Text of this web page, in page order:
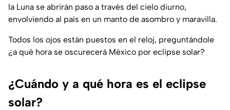
la Luna se abrirán paso a través del cielo diurno,
envolviendo al país en un manto de asombro y maravilla.
Todos los ojos están puestos en el reloj, preguntándole
¿a qué hora se oscurecerá México por eclipse solar?
¿Cuándo y a qué hora es el eclipse
solar?